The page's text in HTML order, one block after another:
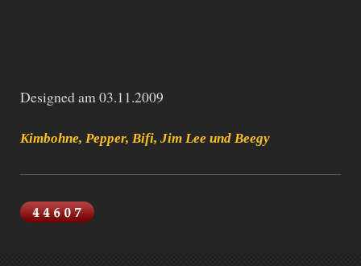
Designed am 03.11.2009
Kimbohne, Pepper, Bifi, Jim Lee und Beegy